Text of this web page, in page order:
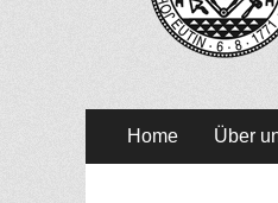
Primäres
Menü
Home Über